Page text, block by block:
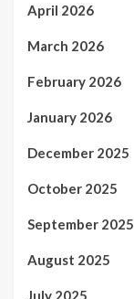
April 2026
March 2026
February 2026
January 2026
December 2025
October 2025
September 2025
August 2025
July 2025